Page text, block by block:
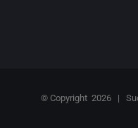
© Copyright 2026 |